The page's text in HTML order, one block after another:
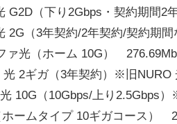
G2D（下り2Gbps・契約期間
2G（3年契約/2年契約/契約期
光（ホーム 10G）
2ギガ（3年契約）※旧
10G（10Gbps/上り2.5Gbps
ームタイプ 10ギガコース）